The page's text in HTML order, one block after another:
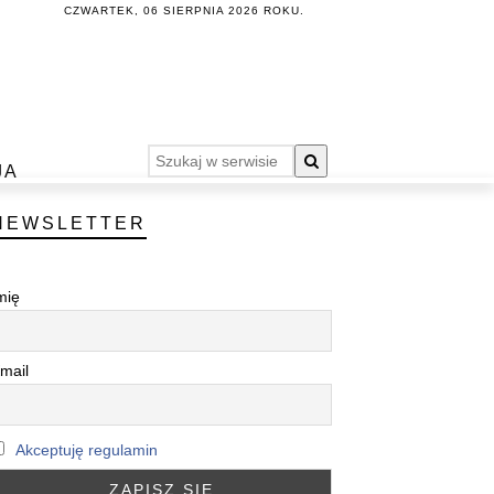
CZWARTEK, 06 SIERPNIA 2026 ROKU.
Akceptuję regulamin